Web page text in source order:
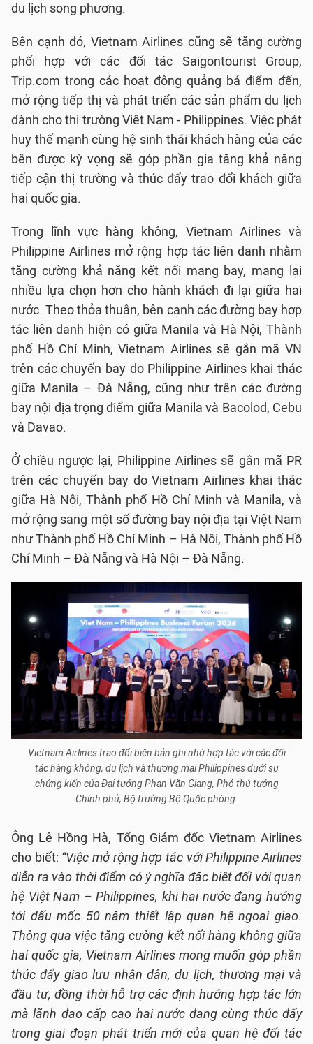
du lịch song phương.
Bên cạnh đó, Vietnam Airlines cũng sẽ tăng cường
phối hợp với các đối tác Saigontourist Group,
Trip.com trong các hoạt động quảng bá điểm đến,
mở rộng tiếp thị và phát triển các sản phẩm du lịch
dành cho thị trường Việt Nam - Philippines. Việc phát
huy thế mạnh cùng hệ sinh thái khách hàng của các
bên được kỳ vọng sẽ góp phần gia tăng khả năng
tiếp cận thị trường và thúc đẩy trao đổi khách giữa
hai quốc gia.
Trong lĩnh vực hàng không, Vietnam Airlines và
Philippine Airlines mở rộng hợp tác liên danh nhằm
tăng cường khả năng kết nối mạng bay, mang lại
nhiều lựa chọn hơn cho hành khách đi lại giữa hai
nước. Theo thỏa thuận, bên cạnh các đường bay hợp
tác liên danh hiện có giữa Manila và Hà Nội, Thành
phố Hồ Chí Minh, Vietnam Airlines sẽ gắn mã VN
trên các chuyến bay do Philippine Airlines khai thác
giữa Manila – Đà Nẵng, cũng như trên các đường
bay nội địa trọng điểm giữa Manila và Bacolod, Cebu
và Davao.
Ở chiều ngược lại, Philippine Airlines sẽ gắn mã PR
trên các chuyến bay do Vietnam Airlines khai thác
giữa Hà Nội, Thành phố Hồ Chí Minh và Manila, và
mở rộng sang một số đường bay nội địa tại Việt Nam
như Thành phố Hồ Chí Minh – Hà Nội, Thành phố Hồ
Chí Minh – Đà Nẵng và Hà Nội – Đà Nẵng.
Vietnam Airlines trao đổi biên bản ghi nhớ hợp tác với các đối
tác hàng không, du lịch và thương mại Philippines dưới sự
chứng kiến của Đại tướng Phan Văn Giang, Phó thủ tướng
Chính phủ, Bộ trưởng Bộ Quốc phòng.
Ông Lê Hồng Hà, Tổng Giám đốc Vietnam Airlines
cho biết: “Việc mở rộng hợp tác với Philippine Airlines
diễn ra vào thời điểm có ý nghĩa đặc biệt đối với quan
hệ Việt Nam – Philippines, khi hai nước đang hướng
tới dấu mốc 50 năm thiết lập quan hệ ngoại giao.
Thông qua việc tăng cường kết nối hàng không giữa
hai quốc gia, Vietnam Airlines mong muốn góp phần
thúc đẩy giao lưu nhân dân, du lịch, thương mại và
đầu tư, đồng thời hỗ trợ các định hướng hợp tác lớn
mà lãnh đạo cấp cao hai nước đang cùng thúc đẩy
trong giai đoạn phát triển mới của quan hệ đối tác